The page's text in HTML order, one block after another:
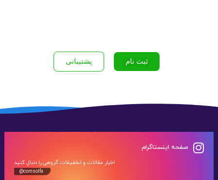
ثبت نام پشتیبانی
صفحه اینستاگرام
اخبار مقالات و تخفیفات گروهی را دنبال کنید
@comsolfa